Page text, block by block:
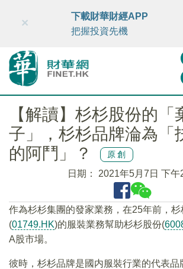
財華智庫網 FINTV FINMETA
×
下載財華財經APP
把握投資先機
【解讀】杉杉股份的「
子」，杉杉品牌淪為「
的阿鬥」？
原創
日期： 2021年5月7日 下午
作為杉杉集團的發家業務，在25年前，杉
(01749.HK)的服裝業務幫助杉杉股份(
A股市場。
彼時，杉杉品牌是國内服裝行業的代表品